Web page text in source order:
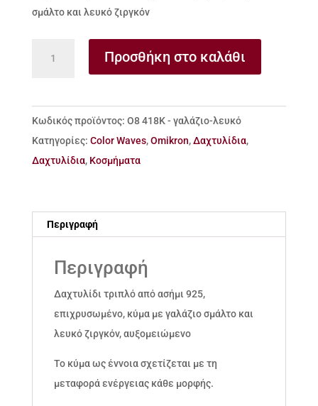
σμάλτο και λευκό ζιργκόν
ασήμι
925
κύμα
με
Προσθήκη στο καλάθι
Κωδικός προϊόντος: Ο8 418Κ - γαλάζιο-λευκό
Κατηγορίες: Color Waves,Omikron,Δαχτυλίδια,
Δαχτυλίδια, Κοσμήματα
Περιγραφή
Περιγραφή
Δαχτυλίδι τριπλό από ασήμι 925,
επιχρυσωμένο, κύμα με γαλάζιο σμάλτο και
λευκό ζιργκόν, αυξομειώμενο
Το κύμα ως έννοια σχετίζεται με τη
μεταφορά ενέργειας κάθε μορφής.